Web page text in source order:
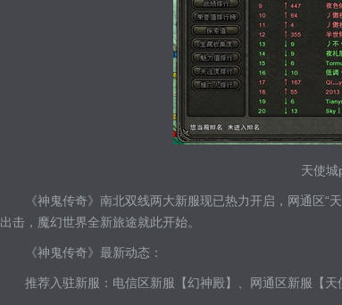
天使城
《神鬼传奇》南北双线两大新服现已热力开启，网通区“
出击，魔幻世界全新旅途就此开始。
《神鬼传奇》最新动态：
推荐入驻新服：电信区新服【幻神殿】、网通区新服【天